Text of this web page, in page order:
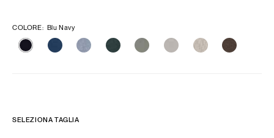
COLORE: Blu Navy
SELEZIONA TAGLIA